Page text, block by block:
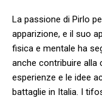
La passione di Pirlo
apparizione, e il⁢ suo
fisica e mentale⁣ ha
⁤anche contribuire‍ alla
esperienze e le idee
battaglie in ‌Italia.⁢ I